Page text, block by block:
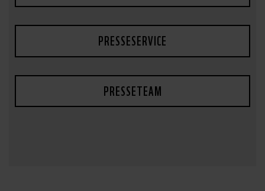
PRESSESERVICE
PRESSETEAM